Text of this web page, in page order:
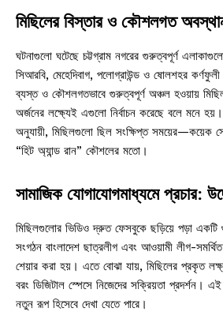
মিছিলের বিস্তার ও কৌশলগত অবস্থান
ঘটনাগুলো ঘটেছে চট্টগ্রাম নগরের গুরুত্বপূর্ণ
সিআরবি, মেহেদিবাগ, পলোগ্রাউন্ড ও ষোলশহর
ব্যস্ত ও কৌশলগতভাবে গুরুত্বপূর্ণ অঞ্চল হওয়ায়
অর্জনের লক্ষ্যেই এগুলো নির্বাচন করেছে বলে মনে
অনুযায়ী, মিছিলগুলো ছিল সংক্ষিপ্ত সময়ের—কয়েক
“হিট অ্যান্ড রান” কৌশলের মতো।
সামাজিক যোগাযোগমাধ্যমে প্রচার:
মিছিলগুলোর ভিডিও দ্রুত ফেসবুকে ছড়িয়ে পড়া একটি
সংগঠন বাংলাদেশ ছাত্রলীগ এবং আওয়ামী লীগ-
শেয়ার করা হয়। এতে বোঝা যায়, মিছিলের প্রকৃত
বরং ডিজিটাল স্পেসে নিজেদের সক্রিয়তা প্রদর্শন।
নতুন রূপ হিসেবে দেখা যেতে পারে।